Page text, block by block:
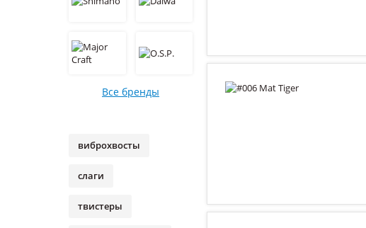
Все бренды
виброхвосты
слаги
твистеры